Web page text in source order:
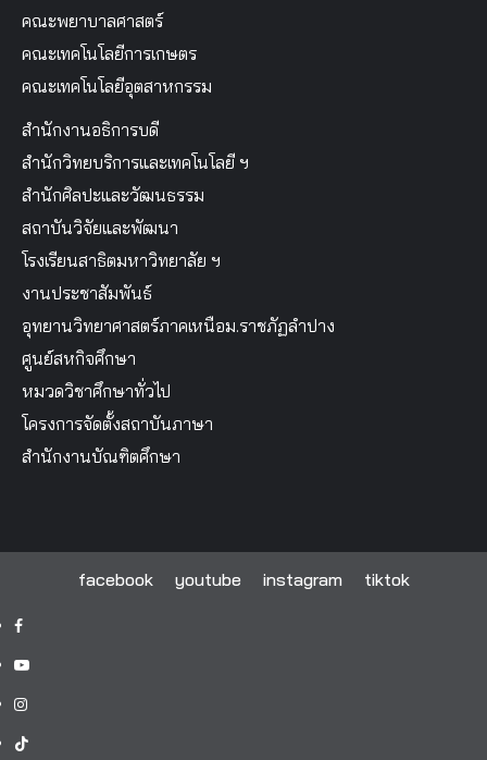
คณะพยาบาลศาสตร์
คณะเทคโนโลยีการเกษตร
คณะเทคโนโลยีอุตสาหกรรม
สำนักงานอธิการบดี
สำนักวิทยบริการและเทคโนโลยี ฯ
สำนักศิลปะและวัฒนธรรม
สถาบันวิจัยและพัฒนา
โรงเรียนสาธิตมหาวิทยาลัย ฯ
งานประชาสัมพันธ์
อุทยานวิทยาศาสตร์ภาคเหนือม.ราชภัฏลำปาง
ศูนย์สหกิจศึกษา
หมวดวิชาศึกษาทั่วไป
โครงการจัดตั้งสถาบันภาษา
สำนักงานบัณฑิตศึกษา
facebook youtube instagram tiktok
facebook
youtube
instagram
tiktok